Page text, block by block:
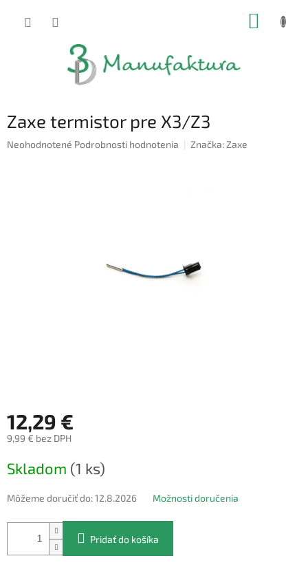
Zaxe termistor pre X3/Z3
Priemerné
Neohodnotené Podrobnosti hodnotenia Značka:Zaxe
12,29 €
9,99 € bez DPH
cena:
Skladom (1 ks)
Môžeme doručiť do:12.8.2026 Možnosti doručenia
Pridať do košíka